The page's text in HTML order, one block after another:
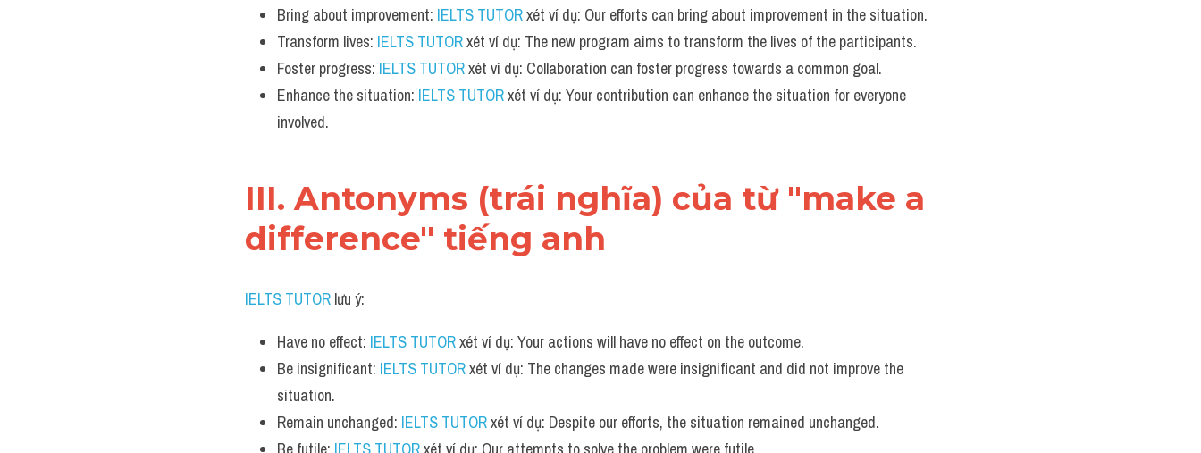
Bring about improvement: IELTS TUTOR xét ví dụ: Our efforts can bring about improvement in the situation.
Transform lives: IELTS TUTOR xét ví dụ: The new program aims to transform the lives of the participants.
Foster progress: IELTS TUTOR xét ví dụ: Collaboration can foster progress towards a common goal.
Enhance the situation: IELTS TUTOR xét ví dụ: Your contribution can enhance the situation for everyone
involved.
III. Antonyms (trái nghĩa) của từ "make a
difference" tiếng anh
IELTS TUTOR lưu ý:​
Have no effect: IELTS TUTOR xét ví dụ: Your actions will have no effect on the outcome.
Be insignificant: IELTS TUTOR xét ví dụ: The changes made were insignificant and did not improve the
situation.
Remain unchanged: IELTS TUTOR xét ví dụ: Despite our efforts, the situation remained unchanged.